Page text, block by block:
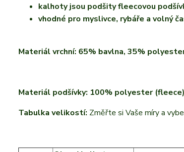
kalhoty jsou podšity fleecovou
vhodné pro myslivce, rybáře a volný
Materiál vrchní: 65% bavlna, 35%
Materiál podšívky: 100% polyester (fleece)
Tabulka velikostí: Změřte si Vaše míry a